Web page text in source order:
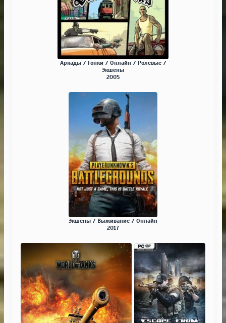
Аркады / Гонки / Онлайн / Ролевые /
Экшены
2005
Экшены / Выживание / Онлайн
2017